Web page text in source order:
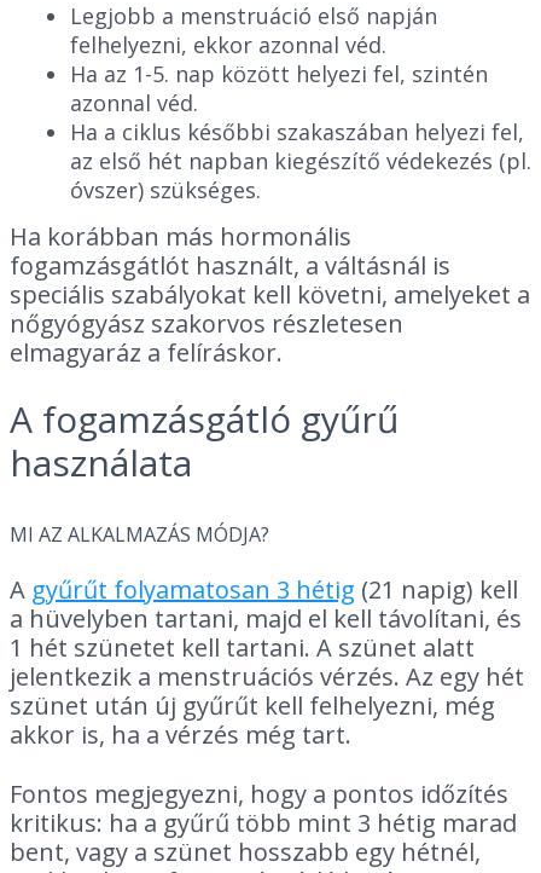
Legjobb a menstruáció első napján
felhelyezni, ekkor azonnal véd.
Ha az 1-5. nap között helyezi fel, szintén
azonnal véd.
Ha a ciklus későbbi szakaszában helyezi fel,
az első hét napban kiegészítő védekezés (pl.
óvszer) szükséges.
Ha korábban más hormonális
fogamzásgátlót használt, a váltásnál is
speciális szabályokat kell követni, amelyeket a
nőgyógyász szakorvos részletesen
elmagyaráz a felíráskor.
A fogamzásgátló gyűrű
használata
MI AZ ALKALMAZÁS MÓDJA?
A gyűrűt folyamatosan 3 hétig (21 napig) kell
a hüvelyben tartani, majd el kell távolítani, és
1 hét szünetet kell tartani. A szünet alatt
jelentkezik a menstruációs vérzés. Az egy hét
szünet után új gyűrűt kell felhelyezni, még
akkor is, ha a vérzés még tart.
Fontos megjegyezni, hogy a pontos időzítés
kritikus: ha a gyűrű több mint 3 hétig marad
bent, vagy a szünet hosszabb egy hétnél,